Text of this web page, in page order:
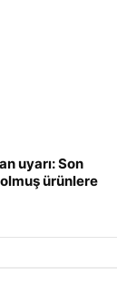
uyarı: Son
ürünlere